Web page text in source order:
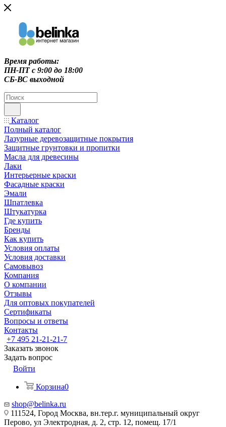
Время работы:
ПН-ПТ c 9:00 до 18:00
СБ-ВС выходной
Каталог
Полный каталог
Лазурные деревозащитные покрытия
Защитные грунтовки и пропитки
Масла для древесины
Лаки
Интерьерные краски
Фасадные краски
Эмали
Шпатлевка
Штукатурка
Где купить
Бренды
Как купить
Условия оплаты
Условия доставки
Самовывоз
Компания
О компании
Отзывы
Для оптовых покупателей
Сертификаты
Вопросы и ответы
Контакты
+7 495 21-21-21-7
Заказать звонок
Задать вопрос
Войти
Корзина0
shop@belinka.ru
111524, Город Москва, вн.тер.г. муниципальный округ
Перово, ул Электродная, д. 2, стр. 12, помещ. 17/1